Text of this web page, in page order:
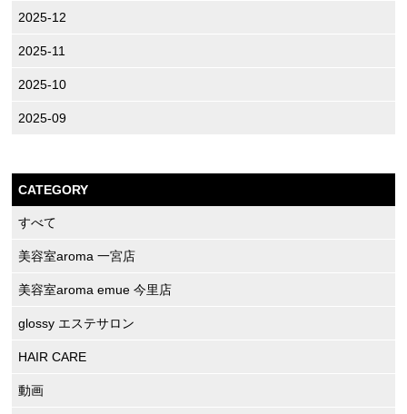
2025-12
2025-11
2025-10
2025-09
CATEGORY
すべて
美容室aroma 一宮店
美容室aroma emue 今里店
glossy エステサロン
HAIR CARE
動画